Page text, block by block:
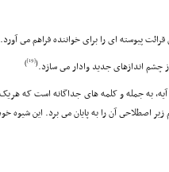
پیوسته اى را براى خواننده فراهم مى آورد.
چشم اندازهاى جدید وادار مى سازد.(
[19]
)
به جمله و کلمه هاى جداگانه است که
زیر اصطلاحى آن را به پایان مى برد. این